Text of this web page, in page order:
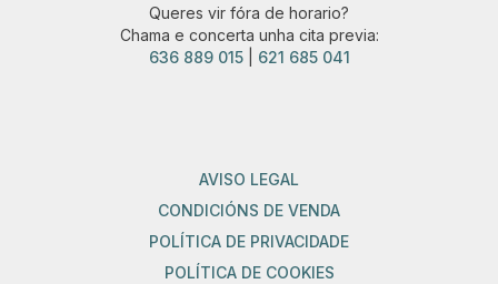
Queres vir fóra de horario?
Chama e concerta unha cita previa:
636 889 015| 621 685 041
AVISO LEGAL
CONDICIÓNS DE VENDA
POLÍTICA DE PRIVACIDADE
POLÍTICA DE COOKIES